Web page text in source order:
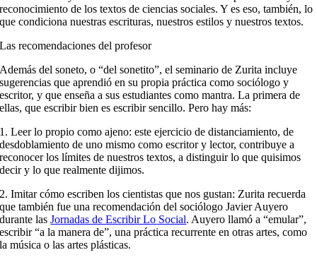
reconocimiento de los textos de ciencias sociales. Y es eso, también, lo
que condiciona nuestras escrituras, nuestros estilos y nuestros textos.
Las recomendaciones del profesor
Además del soneto, o “del sonetito”, el seminario de Zurita incluye
sugerencias que aprendió en su propia práctica como sociólogo y
escritor, y que enseña a sus estudiantes como mantra. La primera de
ellas, que escribir bien es escribir sencillo. Pero hay más:
1. Leer lo propio como ajeno: este ejercicio de distanciamiento, de
desdoblamiento de uno mismo como escritor y lector, contribuye a
reconocer los límites de nuestros textos, a distinguir lo que quisimos
decir y lo que realmente dijimos.
2. Imitar cómo escriben los cientistas que nos gustan: Zurita recuerda
que también fue una recomendación del sociólogo Javier Auyero
durante lasJornadas de Escribir Lo Social. Auyero llamó a “emular”,
escribir “a la manera de”, una práctica recurrente en otras artes, como
la música o las artes plásticas.